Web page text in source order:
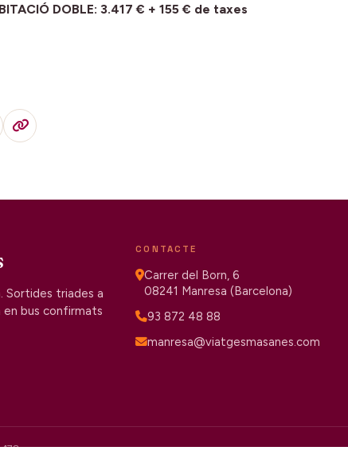
DOBLE: 3.417 € + 155 € de taxes
Sortides triades a
en bus confirmats
CONTACTE
Carrer del Born, 6
08241 Manresa (Barcelona)
93 872 48 88
manresa@viatgesmasanes.com